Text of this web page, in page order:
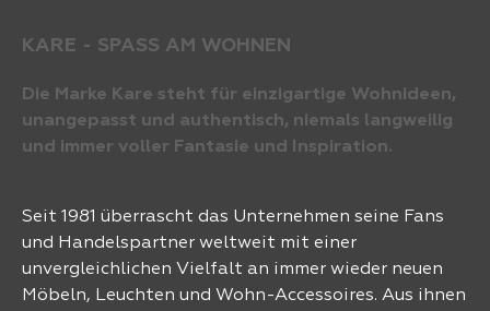
KARE - SPASS AM WOHNEN
Die Marke Kare steht für einzigartige Wohnideen,
unangepasst und authentisch, niemals langweilig
und immer voller Fantasie und Inspiration.
Seit 1981 überrascht das Unternehmen seine Fans
und Handelspartner weltweit mit einer
unvergleichlichen Vielfalt an immer wieder neuen
Möbeln, Leuchten und Wohn-Accessoires. Aus ihnen